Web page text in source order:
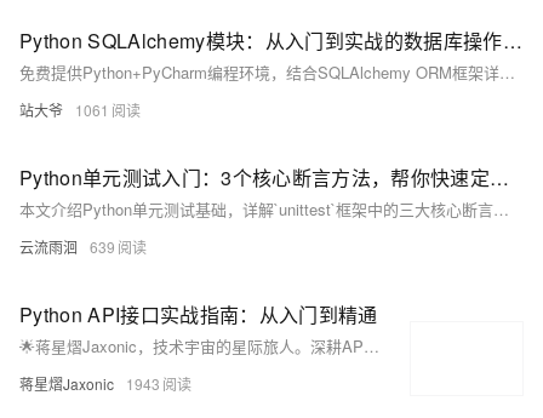
Python SQLAlchemy模块：从入门到实战的数据库操作指南
免费提供Python+PyCharm编程环境，结合SQLAlchemy ORM框架详解数据库开发。涵盖连接配置、模型定义、CRUD操作、事务控制及Alembic迁移工具，以电商订单系统为例，深入讲解高并发场景下的性能优化与最佳实践，助你高效构建数据驱动应用。
站大爷 1061
Python单元测试入门：3个核心断言方法，帮你快速定位代码bug
本文介绍Python单元测试基础，详解`unittest`框架中的三大核心断言方法：`assertEqual`验证值相等，`assertTrue`和`assertFalse`判断条件真假。通过实例演示其用法，帮助开发者自动化检测代码逻辑，提升测试效率与可靠性。
云流雨洄 639
Python API接口实战指南：从入门到精通
🌟蒋星熠Jaxonic，技术宇宙的星际旅人。深耕API开发，以Python为舟，探索RESTful、GraphQL等接口奥秘。擅长requests、aiohttp实战，专注性能优化与架构设计，用代码连接万物，谱写极客诗篇。
蒋星熠Jaxonic 1943